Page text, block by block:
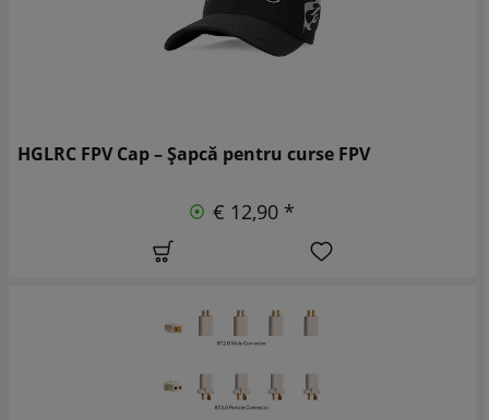
HGLRC FPV Cap – Șapcă pentru curse FPV
€ 12,90 *